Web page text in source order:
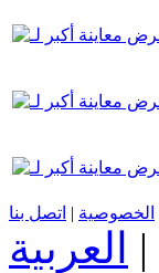
الخصوصية | اتصل بنا
| العربية